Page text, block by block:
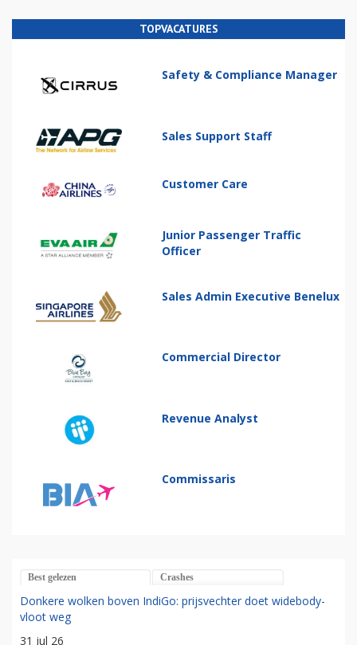
TOPVACATURES
Safety & Compliance Manager
Sales Support Staff
Customer Care
Junior Passenger Traffic
Officer
Sales Admin Executive Benelux
Commercial Director
Revenue Analyst
Commissaris
Best gelezen Crashes
Donkere wolken boven IndiGo: prijsvechter doet widebody-
vloot weg
31 jul 26